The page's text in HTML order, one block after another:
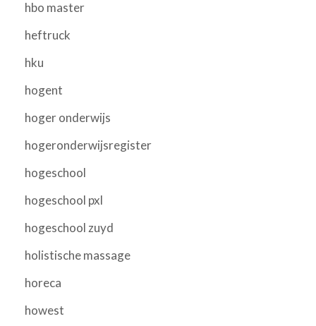
hbo master
heftruck
hku
hogent
hoger onderwijs
hogeronderwijsregister
hogeschool
hogeschool pxl
hogeschool zuyd
holistische massage
horeca
howest